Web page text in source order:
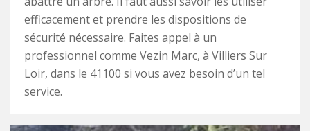
efficacement et prendre les dispositions de
sécurité nécessaire. Faites appel à un
professionnel comme Vezin Marc, à Villiers Sur
Loir, dans le 41100 si vous avez besoin d’un tel
service.